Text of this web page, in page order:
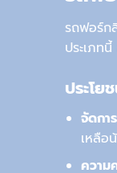
รถฟอร์ก
ประเภท
ประโ
จัดการ
เหลือ
ความ